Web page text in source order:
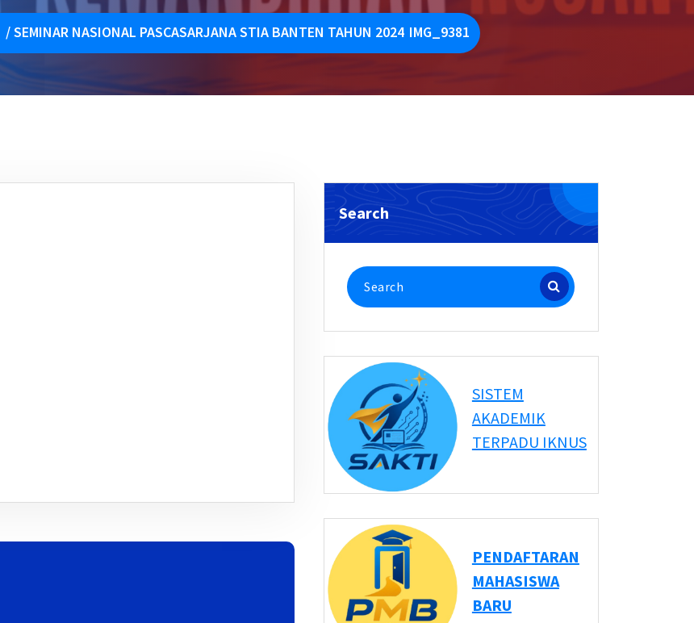
/SEMINAR NASIONAL PASCASARJANA STIA BANTEN TAHUN 2024 IMG_9381
Search
Search
for:
SISTEM
AKADEMIK
TERPADU IKNUS
PENDAFTARAN
MAHASISWA
BARU